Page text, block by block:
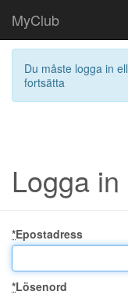
MyClub
Du måste logga in
fortsätta
Logga in
*Epostadress
*Lösenord